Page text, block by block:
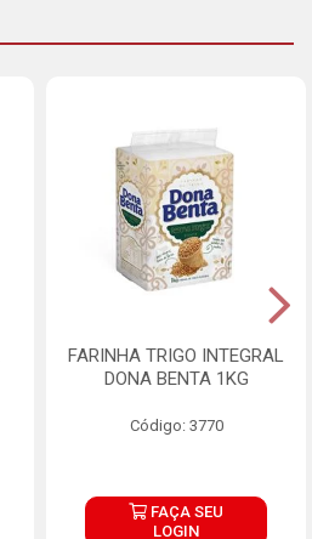
FARINHA TRIGO INTEGRAL
DONA BENTA 1KG
Código: 3770
FAÇA SEU
LOGIN